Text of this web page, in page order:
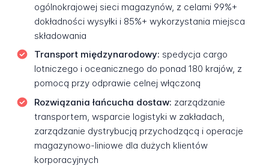
ogólnokrajowej sieci magazynów, z celami 99%+
dokładności wysyłki i 85%+ wykorzystania miejsca
składowania
Transport międzynarodowy: spedycja cargo
lotniczego i oceanicznego do ponad 180 krajów, z
pomocą przy odprawie celnej włączoną
Rozwiązania łańcucha dostaw: zarządzanie
transportem, wsparcie logistyki w zakładach,
zarządzanie dystrybucją przychodzącą i operacje
magazynowo-liniowe dla dużych klientów
korporacyjnych